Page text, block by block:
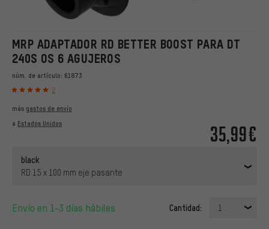
MRP ADAPTADOR RD BETTER BOOST PARA DT
240S OS 6 AGUJEROS
núm. de artículo: 61873
2
35,99€
más gastos de envío
a Estados Unidos
black
RD 15 x 100 mm eje pasante
Envío en 1-3 días hábiles Cantidad: 1